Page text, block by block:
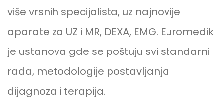
više vrsnih specijalista, uz najnovije
aparate za UZ i MR, DEXA, EMG. Euromedik
je ustanova gde se poštuju svi standarni
rada, metodologije postavljanja
dijagnoza i terapija.